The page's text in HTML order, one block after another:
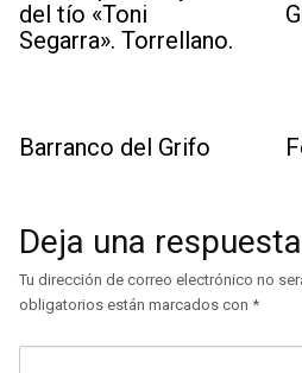
del tío «Toni
Segarra». Torrellano.
Barranco del Grifo
Deja una respuesta
Tu dirección de correo electrónico no
obligatorios están marcados con *